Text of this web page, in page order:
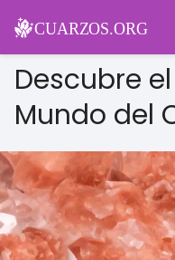
Descubre
Mundo del